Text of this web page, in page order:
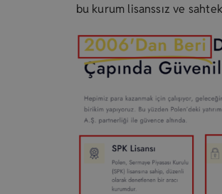
bu kurum lisanssız ve